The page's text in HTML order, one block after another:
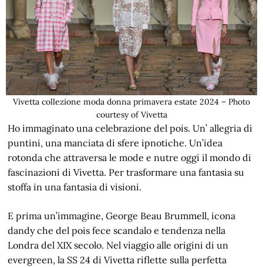
Vivetta collezione moda donna primavera estate 2024 – Photo
courtesy of Vivetta
Ho immaginato una celebrazione del pois. Un’ allegria di
puntini, una manciata di sfere ipnotiche. Un’idea
rotonda che attraversa le mode e nutre oggi il mondo di
fascinazioni di Vivetta. Per trasformare una fantasia su
stoffa in una fantasia di visioni.
E prima un’immagine, George Beau Brummell, icona
dandy che del pois fece scandalo e tendenza nella
Londra del XIX secolo. Nel viaggio alle origini di un
evergreen, la SS 24 di Vivetta riflette sulla perfetta